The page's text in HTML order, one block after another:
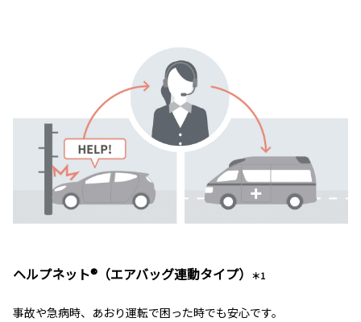
ヘルプネット®（エアバッグ連動タイプ） ＊1
事故や急病時、あおり運転で困った時でも安心です。